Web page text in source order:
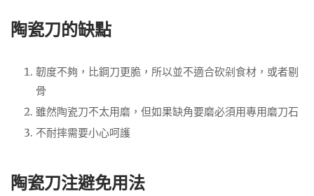
陶瓷刀的缺點
韌度不夠，比鋼刀更脆，所以並不適合砍剁食材，或者剔
骨
雖然陶瓷刀不太用磨，但如果缺角要磨必須用專用磨刀石
不耐摔需要小心呵護
陶瓷刀注避免用法